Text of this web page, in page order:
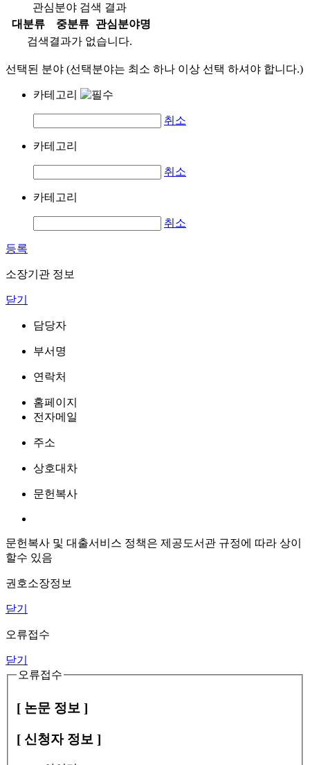
관심분야 검색 결과
대분류
중분류
관심분야명
검색결과가 없습니다.
선택된 분야 (선택분야는 최소 하나 이상 선택 하셔야 합니다.)
카테고리
취소
카테고리
취소
카테고리
취소
등록
소장기관 정보
닫기
담당자
부서명
연락처
홈페이지
전자메일
주소
상호대차
문헌복사
문헌복사 및 대출서비스 정책은 제공도서관 규정에 따라 상이
할수 있음
권호소장정보
닫기
오류접수
닫기
오류접수
[ 논문 정보 ]
[ 신청자 정보 ]